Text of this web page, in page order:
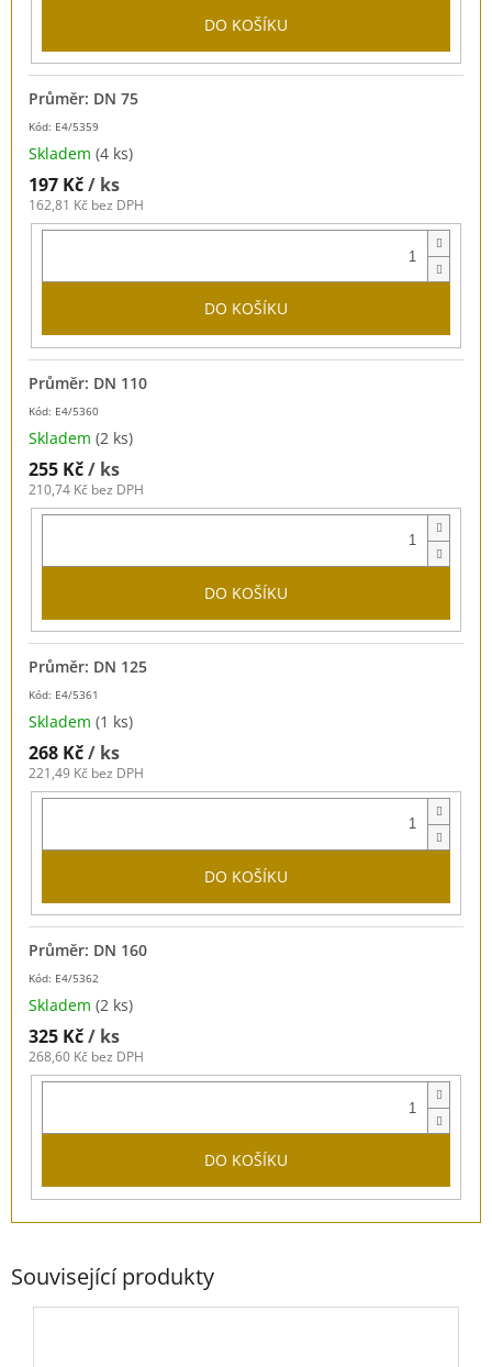
DO KOŠÍKU
Kód: E4/5359
Průměr: DN 75
Skladem (4 ks)
197 Kč/ ks
162,81 Kč bez DPH
DO KOŠÍKU
Kód: E4/5360
Průměr: DN 110
Skladem (2 ks)
255 Kč/ ks
210,74 Kč bez DPH
DO KOŠÍKU
Kód: E4/5361
Průměr: DN 125
Skladem (1 ks)
268 Kč/ ks
221,49 Kč bez DPH
DO KOŠÍKU
Kód: E4/5362
Průměr: DN 160
Skladem (2 ks)
325 Kč/ ks
268,60 Kč bez DPH
DO KOŠÍKU
Související produkty